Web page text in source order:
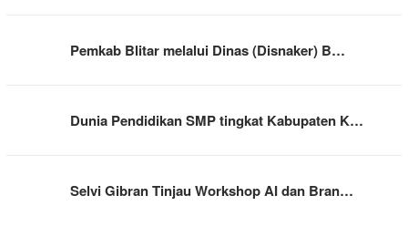
Pemkab Blitar melalui Dinas (Disnaker) B…
Dunia Pendidikan SMP tingkat Kabupaten K…
Selvi Gibran Tinjau Workshop AI dan Bran…